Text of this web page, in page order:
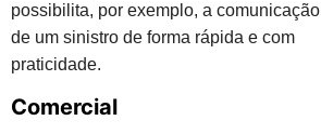
possibilita, por exemplo, a comunicação
de um sinistro de forma rápida e com
praticidade.
Comercial